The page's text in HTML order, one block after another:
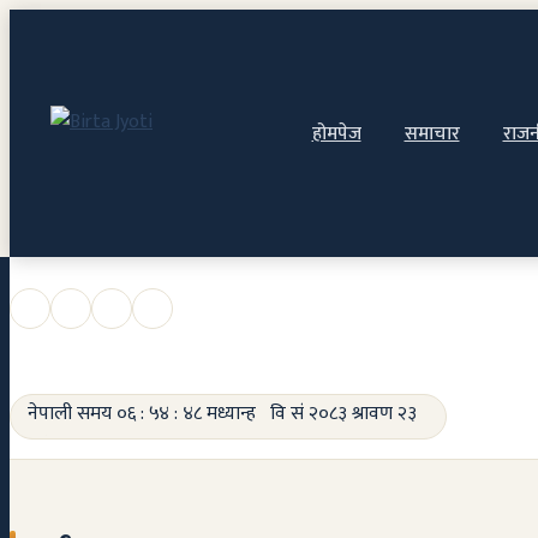
होमपेज समाचार